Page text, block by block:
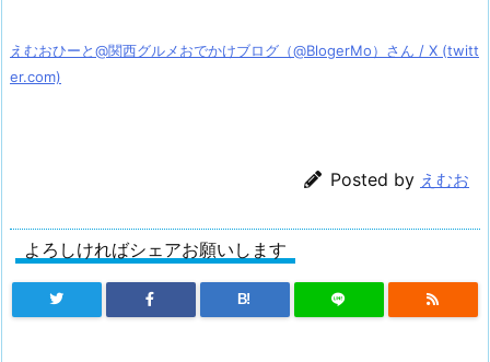
えむおひーと@関西グルメおでかけブログ（@BlogerMo）さん / X (twitt
er.com)
Posted by えむお
よろしければシェアお願いします
B!